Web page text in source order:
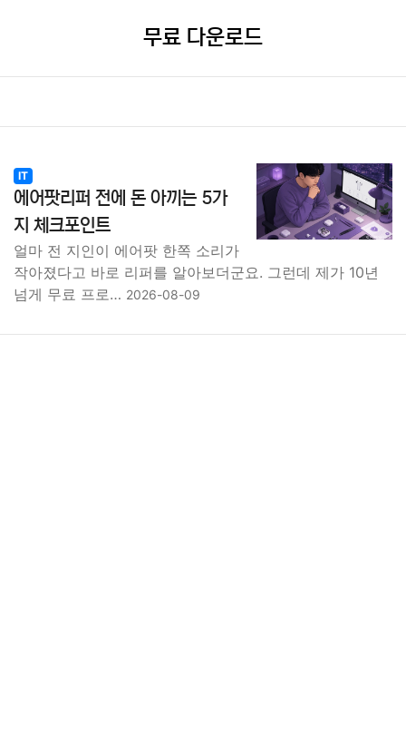
무료 다운로드
IT
에어팟리퍼 전에 돈 아끼는 5가
지 체크포인트
얼마 전 지인이 에어팟 한쪽 소리가
작아졌다고 바로 리퍼를 알아보더군요. 그런데 제가 10년
넘게 무료 프로… 2026-08-09